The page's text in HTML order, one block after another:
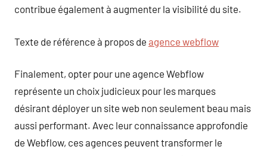
contribue également à augmenter la visibilité du site.
Texte de référence à propos de agence webflow
Finalement, opter pour une agence Webflow
représente un choix judicieux pour les marques
désirant déployer un site web non seulement beau mais
aussi performant. Avec leur connaissance approfondie
de Webflow, ces agences peuvent transformer le